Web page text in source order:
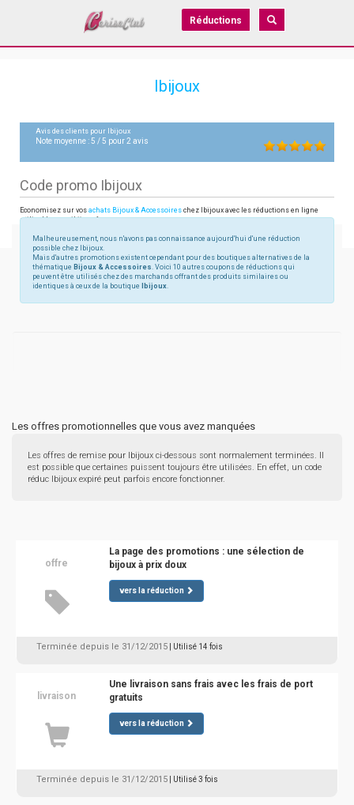
Réductions
Ibijoux
Avis des clients pour Ibijoux
Note moyenne :5 /5 pour2 avis
Code promo Ibijoux
Economisez sur vos achats Bijoux & Accessoires chez Ibijoux avec les réductions en ligne
utilisables sur ibijoux.fr
Malheureusement, nous n'avons pas connaissance aujourd'hui d'une réduction
possible chez Ibijoux.
Mais d'autres promotions existent cependant pour des boutiques alternatives de la
thématique Bijoux & Accessoires. Voici 10 autres coupons de réductions qui
peuvent être utilisés chez des marchands offrant des produits similaires ou
identiques à ceux de la boutique
Ibijoux.
Les offres promotionnelles que vous avez manquées
Les offres de remise pour Ibijoux ci-dessous sont normalement terminées. Il
est possible que certaines puissent toujours être utilisées. En effet, un code
réduc Ibijoux expiré peut parfois encore fonctionner.
offre
La page des promotions : une sélection de
bijoux à prix doux
vers la réduction
Terminée depuis le 31/12/2015 | Utilisé 14 fois
livraison
Une livraison sans frais avec les frais de port
gratuits
vers la réduction
Terminée depuis le 31/12/2015 | Utilisé 3 fois